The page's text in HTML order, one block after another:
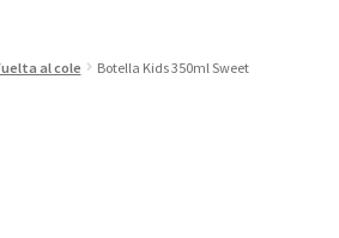
al cole
Botella Kids 350ml Sweet